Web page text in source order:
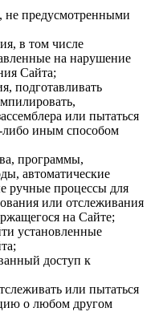
не предусмотренными
в том числе
на нарушение
Сайта;
подготавливать
или пытаться
либо иным способом
программы,
автоматические
ручные процессы для
или отслеживания
на Сайте;
установленные
доступ к
или пытаться
о любом другом